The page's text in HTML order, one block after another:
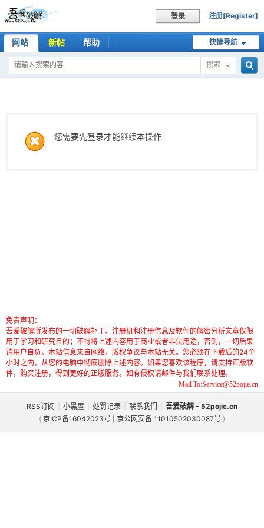
登录 注册[Register]
快捷导航
网站 新帖 帮助
搜索
您需要先登录才能继续本操作
免责声明：
吾爱破解所发布的一切破解补丁、注册机和注册信息及软件的解密分析文章仅限
用于学习和研究目的；不得将上述内容用于商业或者非法用途，否则，一切后果
请用户自负。本站信息来自网络，版权争议与本站无关。您必须在下载后的24个
小时之内，从您的电脑中彻底删除上述内容。如果您喜欢该程序，请支持正版软
件，购买注册，得到更好的正版服务。如有侵权请邮件与我们联系处理。
Mail To:Service@52pojie.cn
RSS订阅 小黑屋 处罚记录 联系我们
吾爱破解 - 52pojie.cn
( 京ICP备16042023号 | 京公网安备 11010502030087号 )